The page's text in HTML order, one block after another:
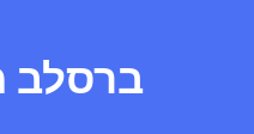
ברסלב